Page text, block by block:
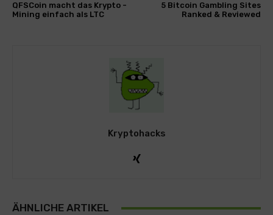
QFSCoin macht das Krypto -
Mining einfach als LTC
5 Bitcoin Gambling Sites
Ranked & Reviewed
Kryptohacks
ÄHNLICHE ARTIKEL